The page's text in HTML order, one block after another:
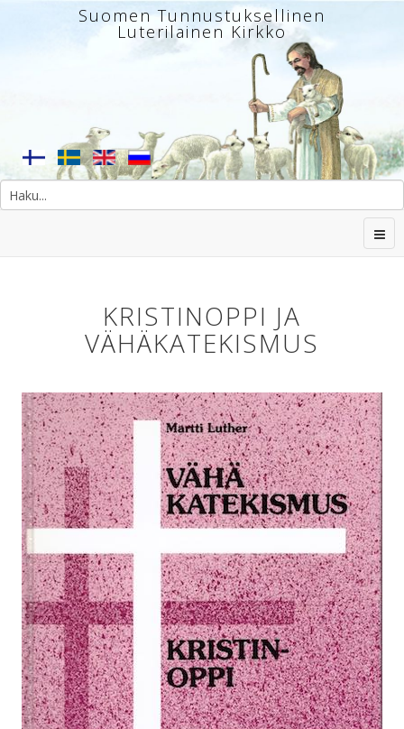
Suomen Tunnustuksellinen
Luterilainen Kirkko
KRISTINOPPI JA
VÄHÄKATEKISMUS